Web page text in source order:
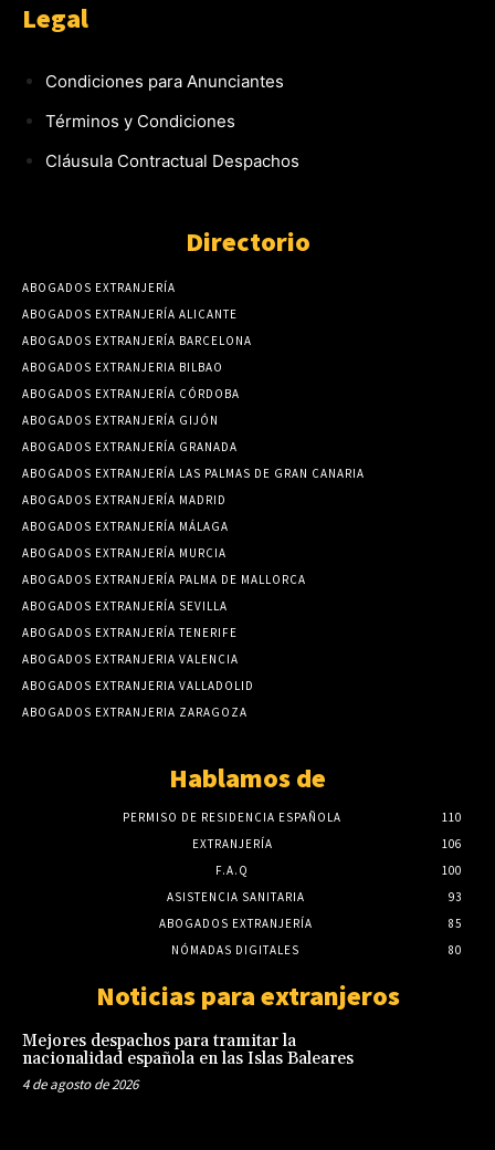
Legal
Condiciones para Anunciantes
Términos y Condiciones
Cláusula Contractual Despachos
Directorio
ABOGADOS EXTRANJERÍA
ABOGADOS EXTRANJERÍA ALICANTE
ABOGADOS EXTRANJERÍA BARCELONA
ABOGADOS EXTRANJERIA BILBAO
ABOGADOS EXTRANJERÍA CÓRDOBA
ABOGADOS EXTRANJERÍA GIJÓN
ABOGADOS EXTRANJERÍA GRANADA
ABOGADOS EXTRANJERÍA LAS PALMAS DE GRAN CANARIA
ABOGADOS EXTRANJERÍA MADRID
ABOGADOS EXTRANJERÍA MÁLAGA
ABOGADOS EXTRANJERÍA MURCIA
ABOGADOS EXTRANJERÍA PALMA DE MALLORCA
ABOGADOS EXTRANJERÍA SEVILLA
ABOGADOS EXTRANJERÍA TENERIFE
ABOGADOS EXTRANJERIA VALENCIA
ABOGADOS EXTRANJERIA VALLADOLID
ABOGADOS EXTRANJERIA ZARAGOZA
Hablamos de
PERMISO DE RESIDENCIA ESPAÑOLA
110
EXTRANJERÍA
106
F.A.Q
100
ASISTENCIA SANITARIA
93
ABOGADOS EXTRANJERÍA
85
NÓMADAS DIGITALES
80
Noticias para extranjeros
Mejores despachos para tramitar la
nacionalidad española en las Islas Baleares
4 de agosto de 2026